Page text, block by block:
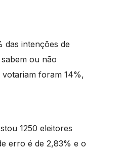
das intenções de
ou não
foram 14%,
1250 eleitores
erro é de 2,83% e o